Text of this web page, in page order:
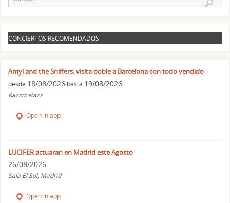
CONCIERTOS RECOMENDADOS
Amyl and the Sniffers: visita doble a Barcelona con todo vendido
desde 18/08/2026 hasta 19/08/2026
Razzmatazz
Open in app
LUCIFER actuaran en Madrid este Agosto
26/08/2026
Sala El Sol, Madrid
Open in app